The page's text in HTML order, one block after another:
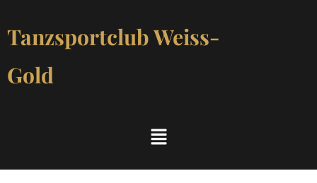
Tanzsportclub Weiss-
Gold